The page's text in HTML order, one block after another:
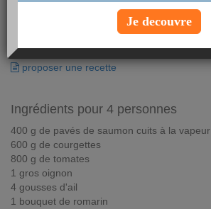
type :plat
imprimer la fiche recette
ajouter à mes favoris
proposer une recette
Ingrédients pour 4 personnes
400 g de pavés de saumon cuits à la vapeur
600 g de courgettes
800 g de tomates
1 gros oignon
4 gousses d'ail
1 bouquet de romarin
Je decouvre